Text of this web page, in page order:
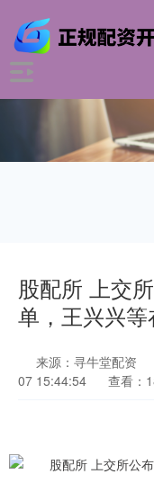
股配所 上交
单，王兴兴等
来源：寻牛堂配资
07 15:44:54
查看：